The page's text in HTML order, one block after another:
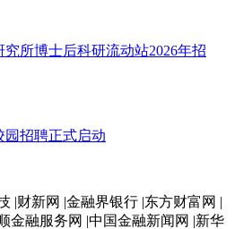
所博士后科研流动站2026年招
园招聘正式启动
|财新网 |金融界银行 |东方财富网 |
金融服务网 |中国金融新闻网 |新华